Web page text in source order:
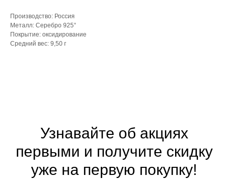
Производство: Россия
Металл: Серебро 925°
Покрытие: оксидирование
Средний вес: 9,50 г
Узнавайте об акциях
первыми и получите скидку
уже на первую покупку!